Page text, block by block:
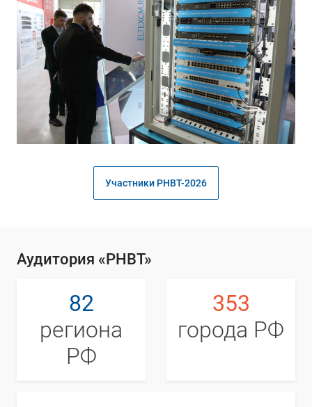
Участники РНВТ-2026
Аудитория «РНВТ»
82
региона
РФ
353
города РФ